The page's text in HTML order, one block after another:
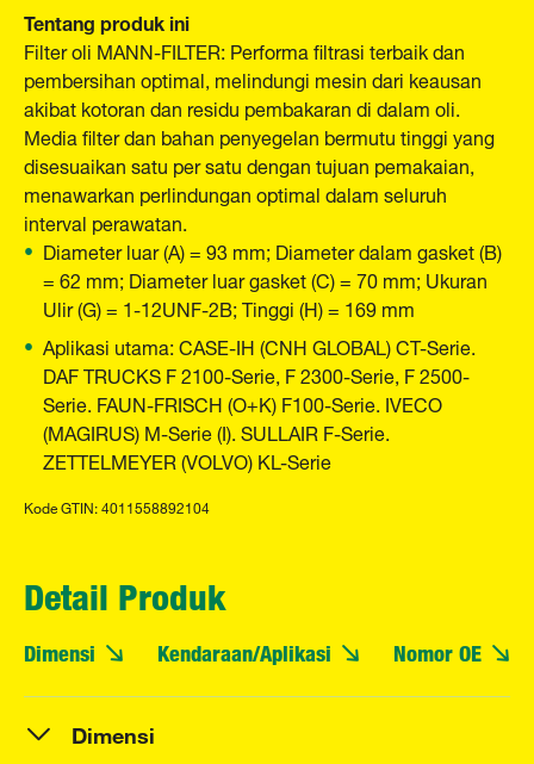
Tentang produk ini
Filter oli MANN-FILTER: Performa filtrasi terbaik dan
pembersihan optimal, melindungi mesin dari keausan
akibat kotoran dan residu pembakaran di dalam oli.
Media filter dan bahan penyegelan bermutu tinggi yang
disesuaikan satu per satu dengan tujuan pemakaian,
menawarkan perlindungan optimal dalam seluruh
interval perawatan.
Diameter luar (A) = 93 mm; Diameter dalam gasket (B)
= 62 mm; Diameter luar gasket (C) = 70 mm; Ukuran
Ulir (G) = 1-12UNF-2B; Tinggi (H) = 169 mm
Aplikasi utama: CASE-IH (CNH GLOBAL) CT-Serie.
DAF TRUCKS F 2100-Serie, F 2300-Serie, F 2500-
Serie. FAUN-FRISCH (O+K) F100-Serie. IVECO
(MAGIRUS) M-Serie (I). SULLAIR F-Serie.
ZETTELMEYER (VOLVO) KL-Serie
Kode GTIN: 4011558892104
Detail Produk
Dimensi Kendaraan/Aplikasi Nomor OE
Dimensi